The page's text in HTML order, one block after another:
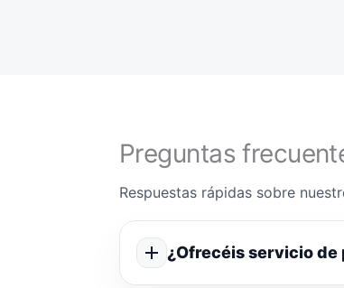
Preguntas
Respuestas rápidas sobre
¿Ofrecéis servicio de